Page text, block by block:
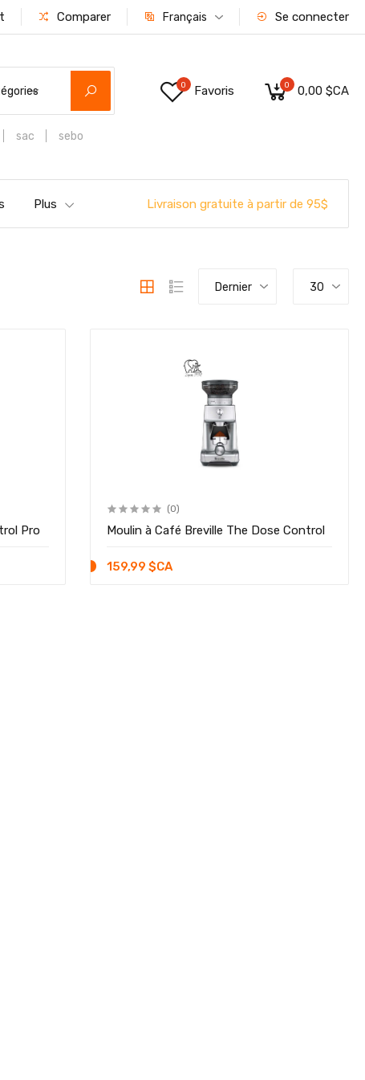
Comparer Français Se connecter
sac sebo
0 Favoris 0 0,00 $CA
Plus Livraison gratuite à partir de 95$
Dernier 30
Pro
(0)
Moulin à Café Breville The Dose Control
159,99 $CA